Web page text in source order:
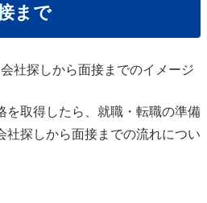
まで
を取得したら、就職・転職の準備
社探しから面接までの流れについ